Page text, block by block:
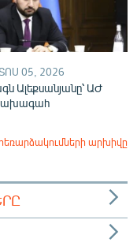
05, 2026
Ալեքսանյանը՝ ԱԺ
հեռարձակումների արխիվը